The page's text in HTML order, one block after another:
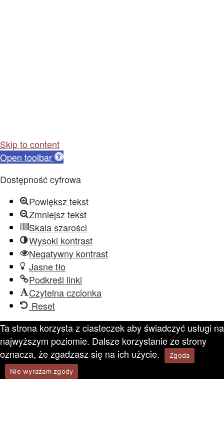
Skip to content
Open toolbar
Dostępność cyfrowa
Powiększ tekst
Zmniejsz tekst
Skala szarości
Wysoki kontrast
Negatywny kontrast
Jasne tło
Podkreśl linki
Czytelna czcionka
Reset
Ta strona korzysta z ciasteczek aby świadczyć usługi na
najwyższym poziomie. Dalsze korzystanie ze strony
oznacza, że zgadzasz się na ich użycie.
Zgoda
Nie wyrażam zgody